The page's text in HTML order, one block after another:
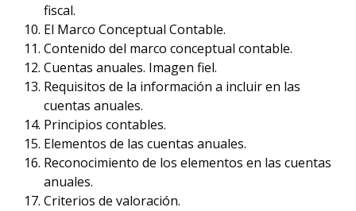
fiscal.
El Marco Conceptual Contable.
Contenido del marco conceptual contable.
Cuentas anuales. Imagen fiel.
Requisitos de la información a incluir en las
cuentas anuales.
Principios contables.
Elementos de las cuentas anuales.
Reconocimiento de los elementos en las cuentas
anuales.
Criterios de valoración.